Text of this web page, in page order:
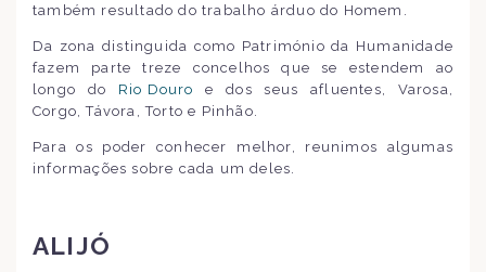
também resultado do trabalho árduo do Homem.
Da zona distinguida como Património da Humanidade
fazem parte treze concelhos que se estendem ao
longo do Rio Douro
e dos seus afluentes, Varosa,
Corgo, Távora, Torto e Pinhão.
Para os poder conhecer melhor, reunimos algumas
informações sobre cada um deles.
ALIJÓ